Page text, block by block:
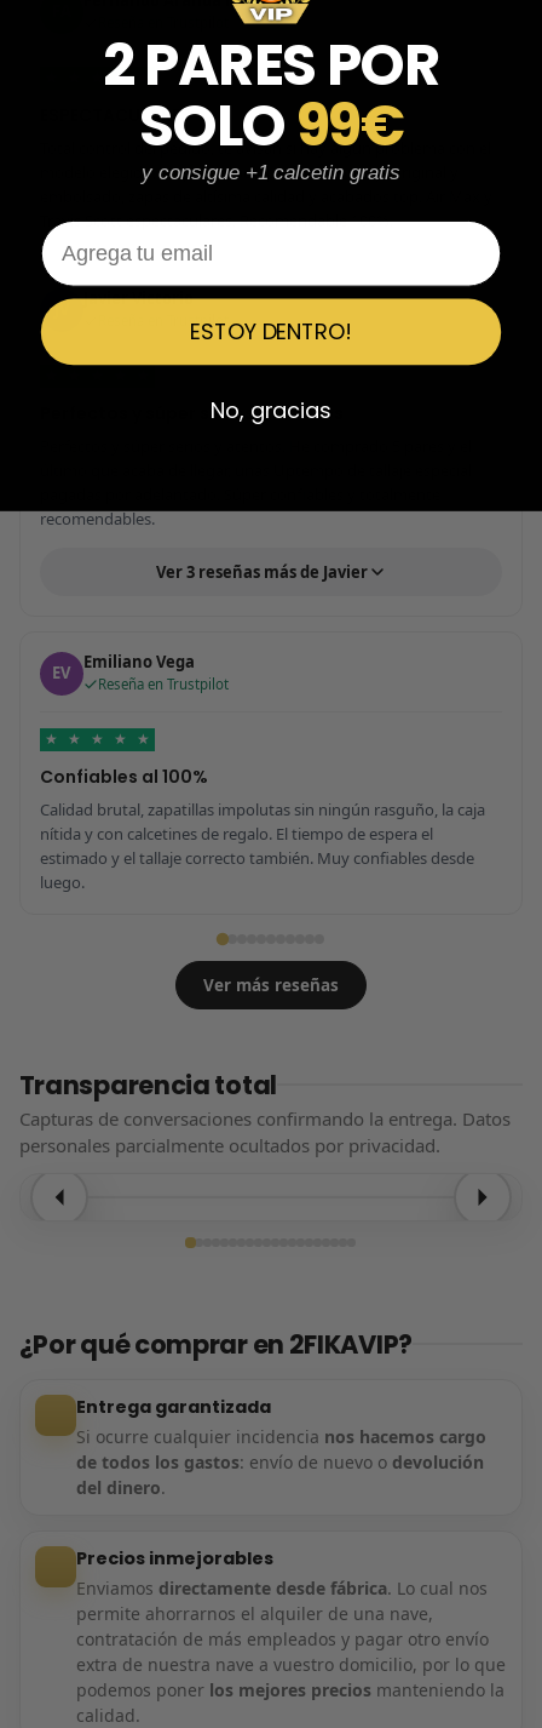
★
ESPECTACULARES
Total control del pedido, te avisan si hay algún problema con el
modelo elegido, empaquetado perfecto con caja original y
Travis Scott espectaculares. Recomendable 100%.
JV Javier Victorio
Reseña en Trustpilot
Perfectos y súper serios y atentos
recomendables.
Ver 3 reseñas más de Javier
EV Emiliano Vega
Reseña en Trustpilot
★ ★ ★ ★ ★
Confiables al 100%
Calidad brutal, zapatillas impolutas sin ningún rasguño, la caja
nítida y con calcetines de regalo. El tiempo de espera el
estimado y el tallaje correcto también. Muy confiables desde
luego.
Ver más reseñas
Transparencia total
Capturas de conversaciones confirmando la entrega. Datos
personales parcialmente ocultados por privacidad.
¿Por qué comprar en 2FIKAVIP?
Entrega garantizada
Si ocurre cualquier incidencia nos hacemos cargo
de todos los gastos: envío de nuevo o devolución
del dinero.
Precios inmejorables
Enviamos directamente desde fábrica. Lo cual nos
permite ahorrarnos el alquiler de una nave,
contratación de más empleados y pagar otro envío
extra de nuestra nave a vuestro domicilio, por lo que
podemos poner los mejores precios manteniendo la
calidad.
2 PARES POR
SOLO99€
y consigue +1 calcetin gratis
Email
ESTOY DENTRO!
No, gracias